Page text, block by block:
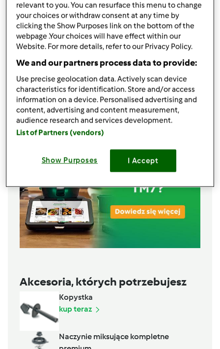
Stwórz wariant
Składniki
Lista zakupów
Akcesoria, których potrzebujesz
Kopystka
kup teraz
Naczynie miksujące kompletne
relevant to you. You can resurface this menu to change
your choices or withdraw consent at any time by
clicking the Show Purposes link on the bottom of the
webpage .Your choices will have effect within our
Website. For more details, refer to our Privacy Policy.
We and our partners process data to provide:
Use precise geolocation data. Actively scan device
characteristics for identification. Store and/or access
information on a device. Personalised advertising and
content, advertising and content measurement,
audience research and services development.
List of Partners (vendors)
Show Purposes I Accept